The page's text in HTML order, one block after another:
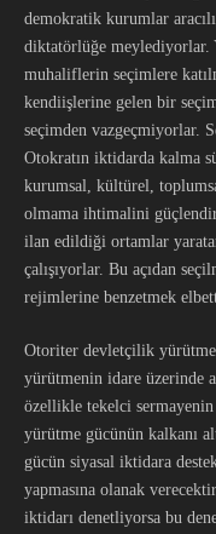
demokratik kurumlar
diktatörlüğe meylediyorlar.
muhaliflerin seçimlere
kendiişlerine gelen bir
seçimden vazgeçmiyorlar.
Otokratın iktidarda kalma
kurumsal, kültürel,
olmama ihtimalini
ilan edildiği ortamlar
çalışıyorlar. Bu açıdan
rejimlerine benzetmek
Otoriter devletçilik yürütme
yürütmenin idare üzerinde
özellikle tekelci
yürütme gücünün kalkanı
gücün siyasal iktidara
yapmasına olanak
iktidarı denetliyorsa bu